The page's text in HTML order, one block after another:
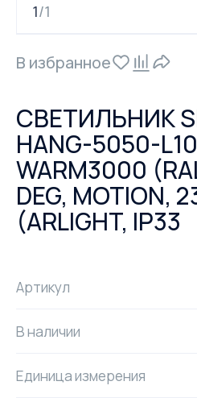
1/1
В избранное
СВЕТИЛЬНИК
HANG-5050-
WARM3000
DEG, MOTION,
(ARLIGHT, IP33
Артикул
В наличии
Единица измерения